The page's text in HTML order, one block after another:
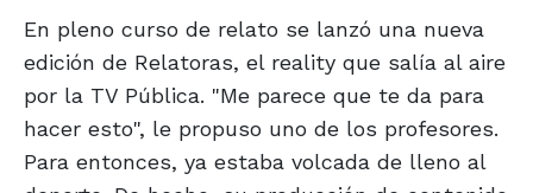
En pleno curso de relato se lanzó una nueva
edición de Relatoras, el reality que salía al aire
por la TV Pública. "Me parece que te da para
hacer esto", le propuso uno de los profesores.
Para entonces, ya estaba volcada de lleno al